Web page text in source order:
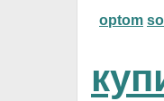
optom